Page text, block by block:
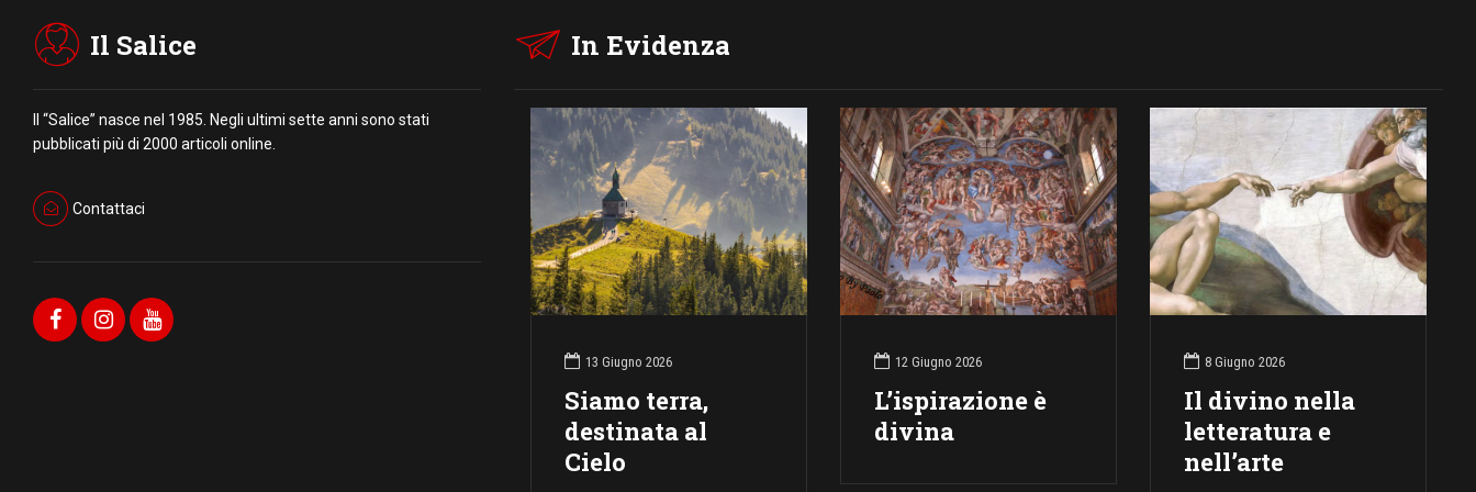
Il Salice
Il “Salice” nasce nel 1985. Negli ultimi sette anni sono stati
pubblicati più di 2000 articoli online.
Contattaci
In Evidenza
13 Giugno 2026
Siamo terra,
destinata al
Cielo
12 Giugno 2026
L’ispirazione è
divina
8 Giugno 2026
Il divino nella
letteratura e
nell’arte